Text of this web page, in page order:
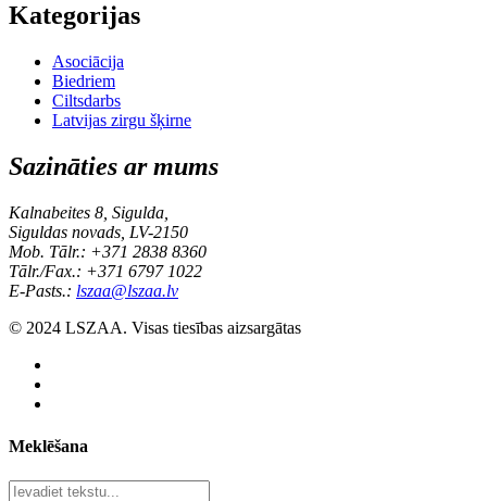
Kategorijas
Asociācija
Biedriem
Ciltsdarbs
Latvijas zirgu šķirne
Sazināties ar mums
Kalnabeites 8, Sigulda,
Siguldas novads, LV-2150
Mob. Tālr.: +371 2838 8360
Tālr./Fax.: +371 6797 1022
E-Pasts.: lszaa@lszaa.lv
© 2024 LSZAA. Visas tiesības aizsargātas
Meklēšana